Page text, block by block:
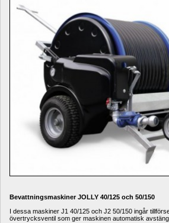
BevattningsmaskinerJOLLY 40/125 och 50/150
I dessa maskiner J1 40/125 och J2 50/150 ingår
övertrycksventil som ger maskinen automatisk